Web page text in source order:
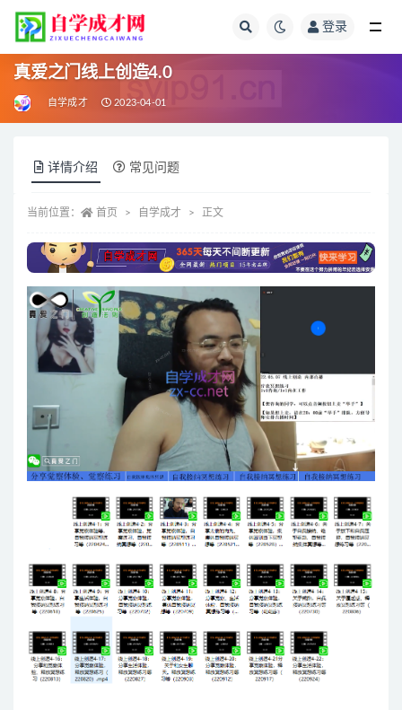
登录
真爱之门线上创造4.0
自学成才 2023-04-01
详情介绍 常见问题
当前位置： 首页 自学成才 正文